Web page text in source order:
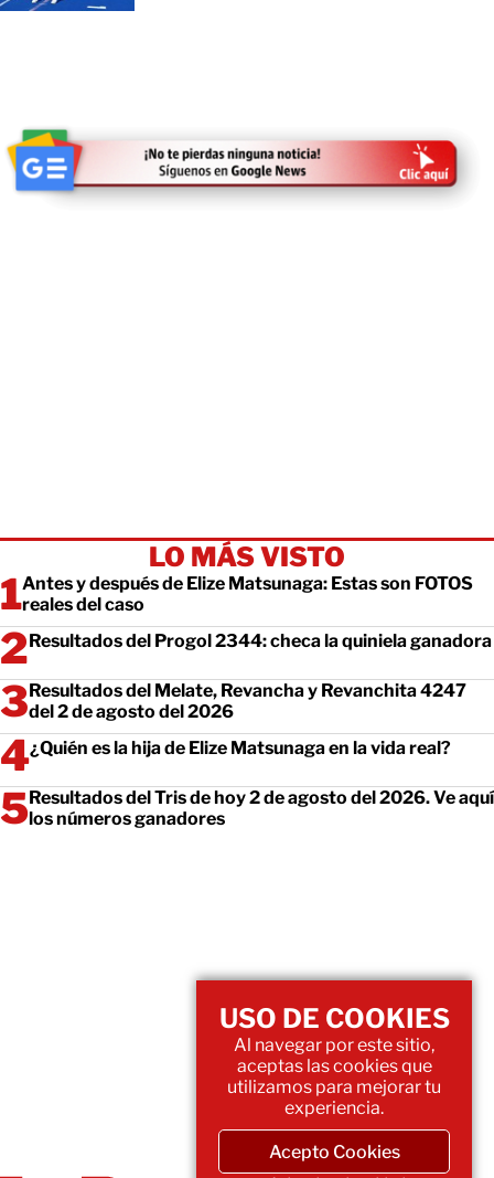
LO MÁS VISTO
Antes y después de Elize Matsunaga: Estas son FOTOS
reales del caso
Resultados del Progol 2344: checa la quiniela ganadora
Resultados del Melate, Revancha y Revanchita 4247
del 2 de agosto del 2026
¿Quién es la hija de Elize Matsunaga en la vida real?
Resultados del Tris de hoy 2 de agosto del 2026. Ve aquí
los números ganadores
USO DE COOKIES
Al navegar por este sitio,
aceptas las cookies que
utilizamos para mejorar tu
experiencia.
Acepto Cookies